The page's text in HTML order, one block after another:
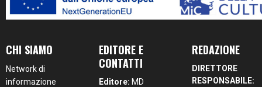
CHI SIAMO
Network di
informazione
EDITORE E
CONTATTI
Editore: MD
REDAZIONE
DIRETTORE
RESPONSABILE: